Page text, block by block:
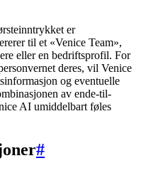
er
til et «Venice Team»,
eller en bedriftsprofil. For
deres, vil Venice
og eventuelle
av ende-til-
AI umiddelbart føles
#